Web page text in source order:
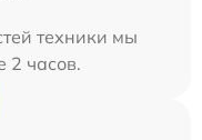
техники мы
2 часов.